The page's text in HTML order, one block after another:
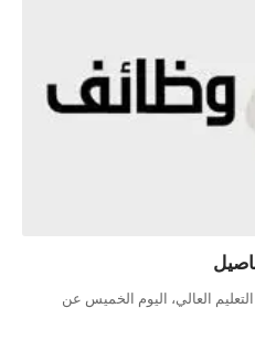
العالي، اليوم الخميس عن